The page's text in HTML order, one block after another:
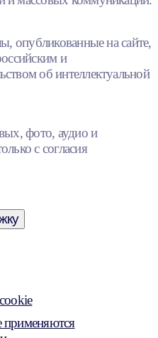
опубликованные на сайте,
и
об интеллектуальной
фото, аудио и
с согласия